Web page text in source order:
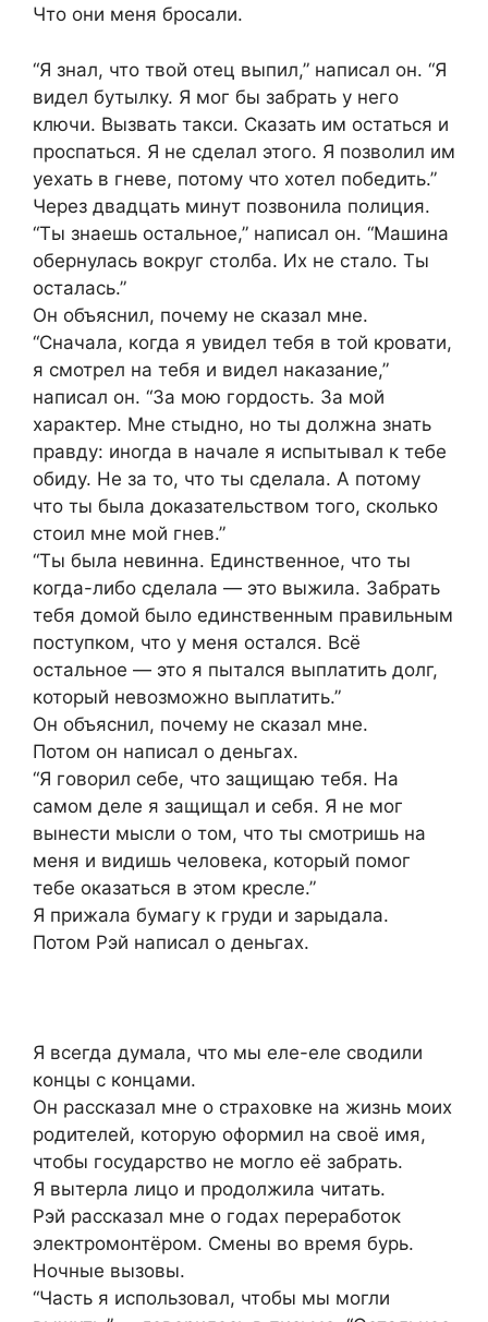
Что они меня бросали.
“Я знал, что твой отец выпил,” написал он. “Я
видел бутылку. Я мог бы забрать у него
ключи. Вызвать такси. Сказать им остаться и
проспаться. Я не сделал этого. Я позволил им
уехать в гневе, потому что хотел победить.”
Через двадцать минут позвонила полиция.
“Ты знаешь остальное,” написал он. “Машина
обернулась вокруг столба. Их не стало. Ты
осталась.”
Он объяснил, почему не сказал мне.
“Сначала, когда я увидел тебя в той кровати,
я смотрел на тебя и видел наказание,”
написал он. “За мою гордость. За мой
характер. Мне стыдно, но ты должна знать
правду: иногда в начале я испытывал к тебе
обиду. Не за то, что ты сделала. А потому
что ты была доказательством того, сколько
стоил мне мой гнев.”
“Ты была невинна. Единственное, что ты
когда-либо сделала — это выжила. Забрать
тебя домой было единственным правильным
поступком, что у меня остался. Всё
остальное — это я пытался выплатить долг,
который невозможно выплатить.”
Он объяснил, почему не сказал мне.
Потом он написал о деньгах.
“Я говорил себе, что защищаю тебя. На
самом деле я защищал и себя. Я не мог
вынести мысли о том, что ты смотришь на
меня и видишь человека, который помог
тебе оказаться в этом кресле.”
Я прижала бумагу к груди и зарыдала.
Потом Рэй написал о деньгах.
Я всегда думала, что мы еле-еле сводили
концы с концами.
Он рассказал мне о страховке на жизнь моих
родителей, которую оформил на своё имя,
чтобы государство не могло её забрать.
Я вытерла лицо и продолжила читать.
Рэй рассказал мне о годах переработок
электромонтёром. Смены во время бурь.
Ночные вызовы.
“Часть я использовал, чтобы мы могли